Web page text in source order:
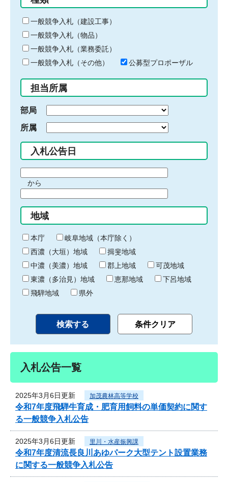
る
キ
ー
ワ
ー
ド
入
力
一般競争入札（建設工事）
一般競争入札（物品）
一般競争入札（業務委託）
一般競争入札（その他）
公募型プロポーザル
担当所属
部局
所属
入札公告日
間
始
り
から
間
終
わ
り
地域
本庁
岐阜地域（本庁除く）
西濃（大垣）地域
揖斐地域
中濃（美濃）地域
郡上地域
可茂地域
東濃（多治見）地域
恵那地域
下呂地域
飛騨地域
県外
入札公告一覧
2025年3月6日更新 加茂農林高等学校
令和7年度飛騨牛育成・肥育用飼料の単価契約に関す
る一般競争入札公告
2025年3月6日更新 里川・水産振興課
令和7年度清流長良川あゆパーク大型テント設置業務
に関する一般競争入札公告